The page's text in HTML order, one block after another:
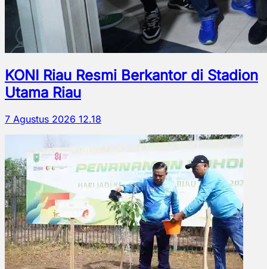
KONI Riau Resmi Berkantor di Stadion
Utama Riau
7 Agustus 2026 12.18